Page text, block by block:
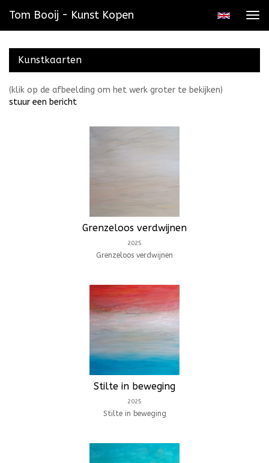
Tom Booij - Kunst Kopen
Kunstkaarten
(klik op de afbeelding om het werk groter te bekijken)
stuur een bericht
Grenzeloos verdwijnen
2025
Grenzeloos verdwijnen
Stilte in beweging
2025
Stilte in beweging